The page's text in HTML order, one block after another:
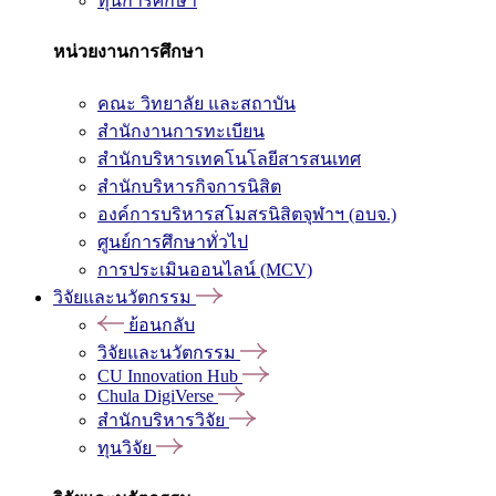
หน่วยงานการศึกษา
คณะ วิทยาลัย และสถาบัน
สำนักงานการทะเบียน
สำนักบริหารเทคโนโลยีสารสนเทศ
สำนักบริหารกิจการนิสิต
องค์การบริหารสโมสรนิสิตจุฬาฯ (อบจ.)
ศูนย์การศึกษาทั่วไป
การประเมินออนไลน์ (MCV)
วิจัยและนวัตกรรม
ย้อนกลับ
วิจัยและนวัตกรรม
CU Innovation Hub
Chula DigiVerse
สำนักบริหารวิจัย
ทุนวิจัย